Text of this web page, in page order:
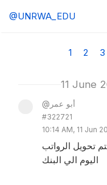
@UNRWA_EDU
1 2 3
11 June
@أبو عمر
#322721
10:14 AM, 11 Jun
تحويل الرواتب
اليوم الي البنك